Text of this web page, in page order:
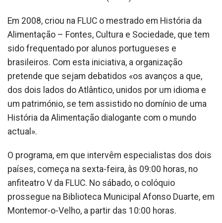
Em 2008, criou na FLUC o mestrado em História da
Alimentação – Fontes, Cultura e Sociedade, que tem
sido frequentado por alunos portugueses e
brasileiros. Com esta iniciativa, a organização
pretende que sejam debatidos «os avanços a que,
dos dois lados do Atlântico, unidos por um idioma e
um património, se tem assistido no domínio de uma
História da Alimentação dialogante com o mundo
actual».
O programa, em que intervêm especialistas dos dois
países, começa na sexta-feira, às 09:00 horas, no
anfiteatro V da FLUC. No sábado, o colóquio
prossegue na Biblioteca Municipal Afonso Duarte, em
Montemor-o-Velho, a partir das 10:00 horas.